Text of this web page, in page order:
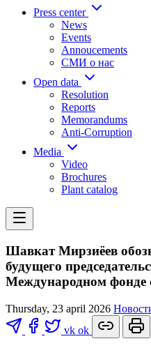
Press center
News
Events
Annoucements
СМИ о нас
Open data
Resolution
Reports
Memorandums
Anti-Corruption
Media
Video
Brochures
Plant catalog
Шавкат Мирзиёев
будущего
Международном фонде
Thursday, 23 april 2026
vk ok